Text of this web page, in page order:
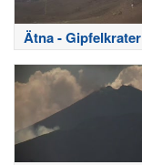
Ätna - Gipfelkrater